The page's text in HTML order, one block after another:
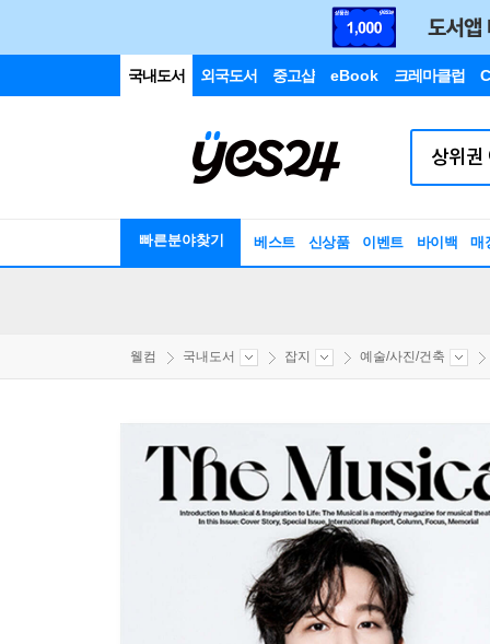
국내도서 외국도서 중고샵 eBook 크레마클럽
빠른분야찾기 베스트 신상품 이벤트 바이백 매
웰컴 국내도서 잡지 예술/사진/건축